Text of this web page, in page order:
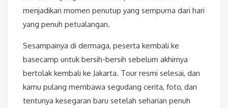
menjadikan momen penutup yang sempurna dari hari
yang penuh petualangan.
Sesampainya di dermaga, peserta kembali ke
basecamp untuk bersih-bersih sebelum akhirnya
bertolak kembali ke Jakarta. Tour resmi selesai, dan
kamu pulang membawa segudang cerita, foto, dan
tentunya kesegaran baru setelah seharian penuh